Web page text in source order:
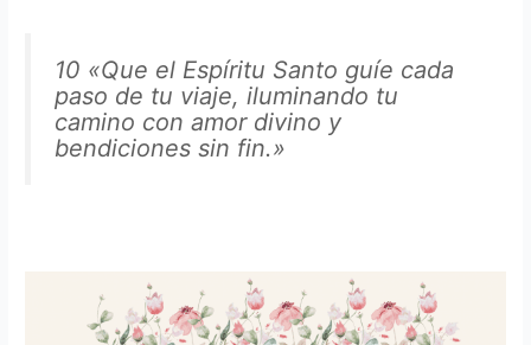
10 «Que el Espíritu Santo guíe cada
paso de tu viaje, iluminando tu
camino con amor divino y
bendiciones sin fin.»